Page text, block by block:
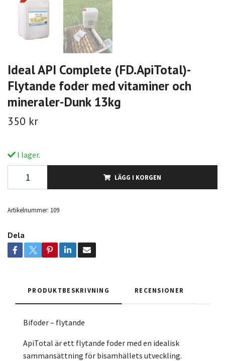
Ideal API Complete (FD.ApiTotal)-
Flytande foder med vitaminer och
mineraler-Dunk 13kg
350 kr
I lager.
LÄGG I KORGEN
Artikelnummer: 109
Dela
PRODUKTBESKRIVNING RECENSIONER
Bifoder – flytande
ApiTotal är ett flytande foder med en idealisk
sammansättning för bisamhällets utveckling.